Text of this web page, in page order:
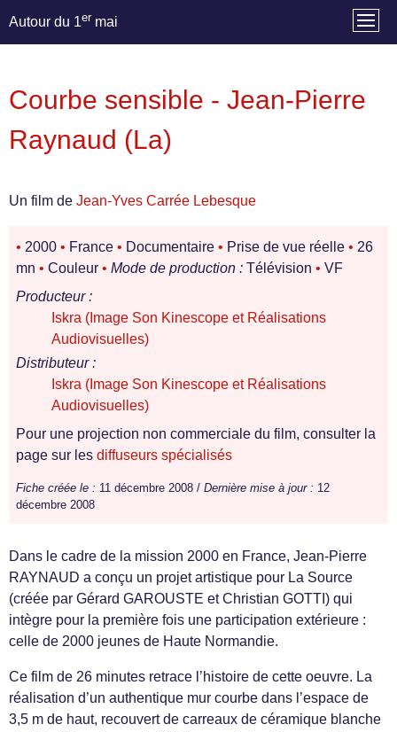
Autour du 1er mai
Courbe sensible - Jean-Pierre
Raynaud (La)
Un film de Jean-Yves Carrée Lebesque
• 2000 • France • Documentaire • Prise de vue réelle • 26
mn • Couleur • Mode de production : Télévision • VF
Producteur :
Iskra (Image Son Kinescope et Réalisations
Audiovisuelles)
Distributeur :
Iskra (Image Son Kinescope et Réalisations
Audiovisuelles)
Pour une projection non commerciale du film, consulter la
page sur les diffuseurs spécialisés
Fiche créée le : 11 décembre 2008 / Dernière mise à jour : 12
décembre 2008
Dans le cadre de la mission 2000 en France, Jean-Pierre
RAYNAUD a conçu un projet artistique pour La Source
(créée par Gérard GAROUSTE et Christian GOTTI) qui
intègre pour la première fois une participation extérieure :
celle de 2000 jeunes de Haute Normandie.
Ce film de 26 minutes retrace l’histoire de cette oeuvre. La
réalisation d’un authentique mur courbe dans l’espace de
3,5 m de haut, recouvert de carreaux de céramique blanche